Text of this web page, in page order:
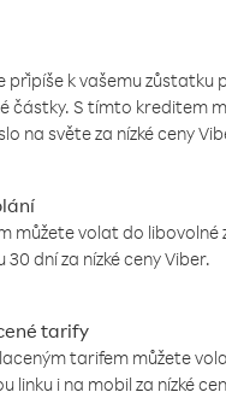
připíše k vašemu zůstatku
částky. S tímto kreditem
na světe za nízké ceny
můžete volat do libovolné
dní za nízké ceny Viber.
tarify
tarifem můžete
linku i na mobil za nízké